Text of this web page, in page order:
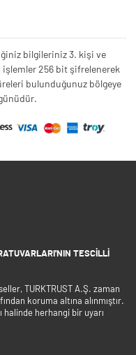
bilgileriniz 3. kişi ve
işlemler 256 bit şifrelenerek
bulunduğunuz bölgeye
TESCILLI
TURKTRUST A.Ş. zaman
koruma altına alınmıştır.
halinde herhangi bir uyarı